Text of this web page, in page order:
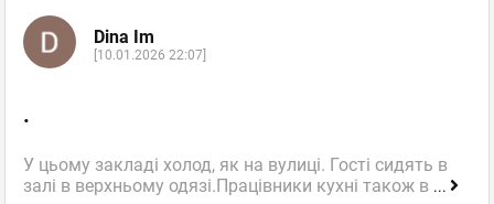
Dina Im
[10.01.2026 22:07]
.
У цьому закладі холод, як на вулиці. Гості сидять в
залі в верхньому одязі.Працівники кухні також в ...